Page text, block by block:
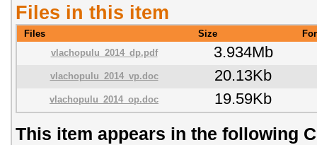
Files in this item
Files Size
vlachopulu_2014_dp.pdf
3.934Mb
vlachopulu_2014_vp.doc 20.13Kb
vlachopulu_2014_op.doc 19.59Kb
This item appears in the following